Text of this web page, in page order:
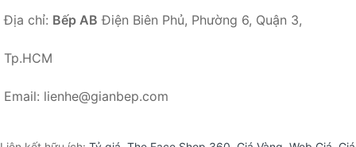
Địa chỉ: Bếp AB Điện Biên Phủ, Phường 6, Quận 3,
Tp.HCM
Email: lienhe@gianbep.com